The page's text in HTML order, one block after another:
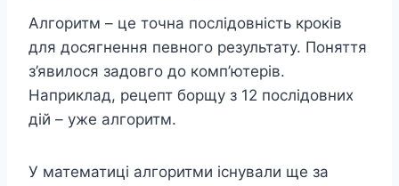
Алгоритм – це точна послідовність кроків
для досягнення певного результату. Поняття
з’явилося задовго до комп’ютерів.
Наприклад, рецепт борщу з 12 послідовних
дій – уже алгоритм.
У математиці алгоритми існували ще за